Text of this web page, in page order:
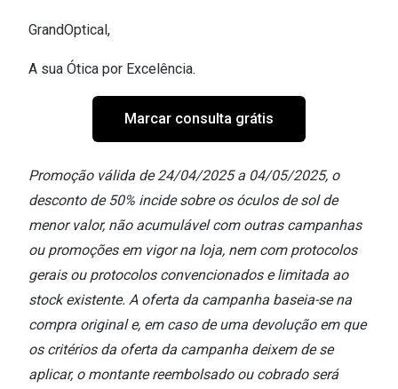
GrandOptical,
A sua Ótica por Excelência.
Marcar consulta grátis
Promoção válida de 24/04/2025 a 04/05/2025, o
desconto de 50% incide sobre os óculos de sol de
menor valor, não acumulável com outras campanhas
ou promoções em vigor na loja, nem com protocolos
gerais ou protocolos convencionados e limitada ao
stock existente. A oferta da campanha baseia-se na
compra original e, em caso de uma devolução em que
os critérios da oferta da campanha deixem de se
aplicar, o montante reembolsado ou cobrado será